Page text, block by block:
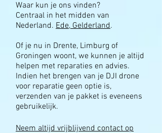
Waar kun je ons vinden?
Centraal in het midden van
Nederland. Ede, Gelderland.
Of je nu in Drente, Limburg of
Groningen woont, we kunnen je altijd
helpen met reparaties en advies.
Indien het brengen van je DJI drone
voor reparatie geen optie is,
verzenden van je pakket is eveneens
gebruikelijk.
Neem altijd vrijblijvend contact op